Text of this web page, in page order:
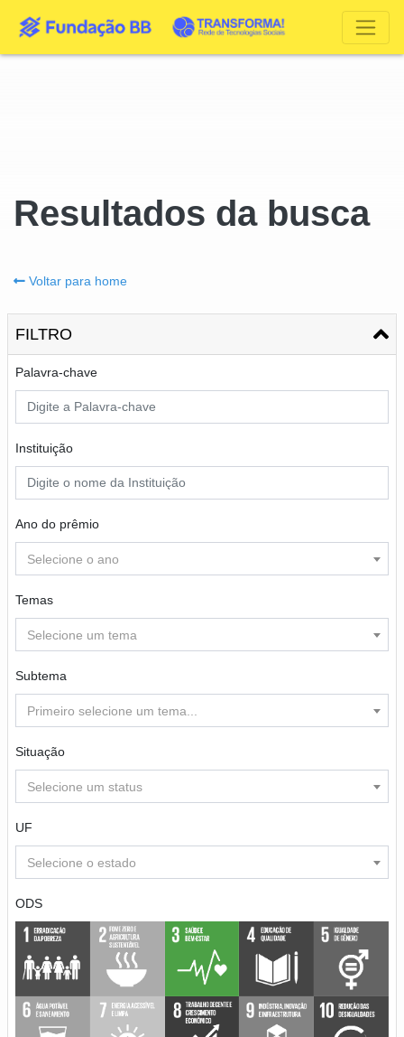
Resultados da busca
Voltar para home
FILTRO
Palavra-chave
Instituição
Ano do prêmio
Selecione o ano
Temas
Selecione um tema
Subtema
Primeiro selecione um tema...
Situação
Selecione um status
UF
Selecione o estado
ODS